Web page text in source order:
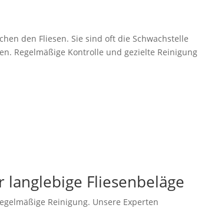
den Fliesen. Sie sind oft die Schwachstelle
Regelmäßige Kontrolle und gezielte Reinigung
Fliesenbeläge
Reinigung. Unsere Experten